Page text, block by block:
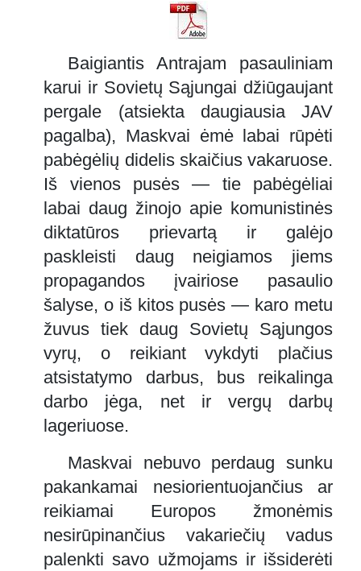
Baigiantis Antrajam pasauliniam
karui ir Sovietų Sąjungai džiūgaujant
pergale (atsiekta daugiausia JAV
pagalba), Maskvai ėmė labai rūpėti
pabėgėlių didelis skaičius vakaruose.
Iš vienos pusės — tie pabėgėliai
labai daug žinojo apie komunistinės
diktatūros prievartą ir galėjo
paskleisti daug neigiamos jiems
propagandos įvairiose pasaulio
šalyse, o iš kitos pusės — karo metu
žuvus tiek daug Sovietų Sąjungos
vyrų, o reikiant vykdyti plačius
atsistatymo darbus, bus reikalinga
darbo jėga, net ir vergų darbų
lageriuose.
Maskvai nebuvo perdaug sunku
pakankamai nesiorientuojančius ar
reikiamai Europos žmonėmis
nesirūpinančius vakariečių vadus
palenkti savo užmojams ir išsiderėti